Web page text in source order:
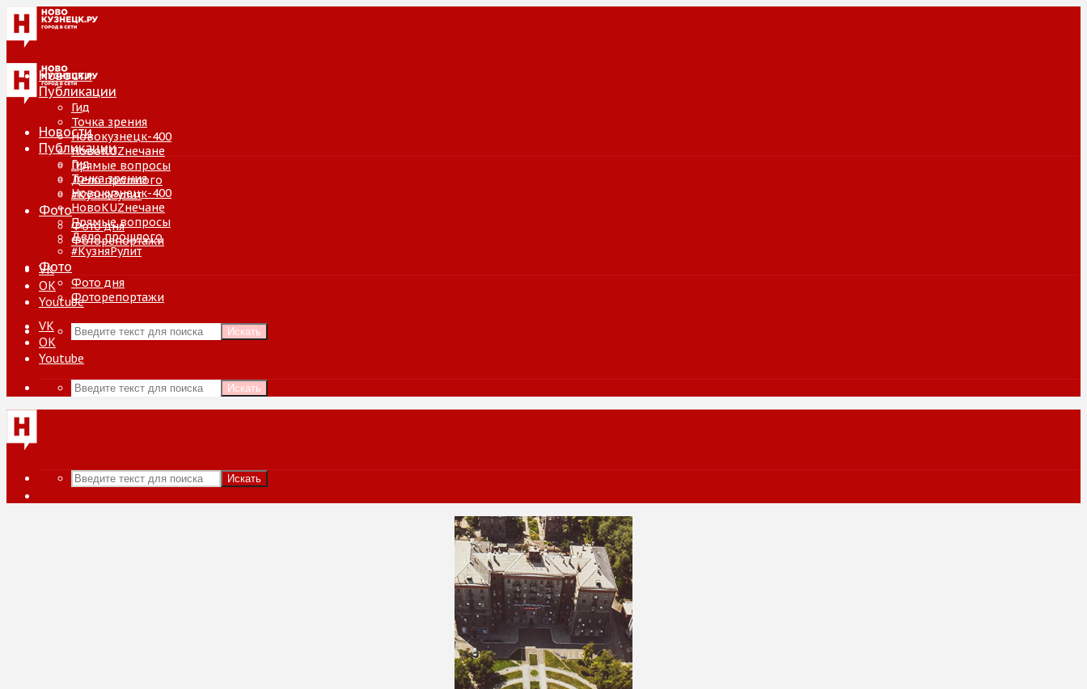
Новости
Публикации
Гид
Точка зрения
Новокузнецк-400
НовоKUZнечане
Прямые вопросы
Дело прошлого
#КузняРулит
Фото
Фото дня
Фоторепортажи
VK
ОК
Youtube
Искать
Новости
Публикации
Гид
Точка зрения
Новокузнецк-400
НовоKUZнечане
Прямые вопросы
Дело прошлого
#КузняРулит
Фото
Фото дня
Фоторепортажи
VK
ОК
Youtube
Искать
Искать